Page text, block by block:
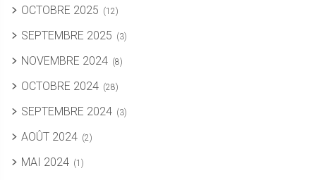
OCTOBRE 2025 (12)
SEPTEMBRE 2025 (3)
NOVEMBRE 2024 (8)
OCTOBRE 2024 (28)
SEPTEMBRE 2024 (3)
AOÛT 2024 (2)
MAI 2024 (1)